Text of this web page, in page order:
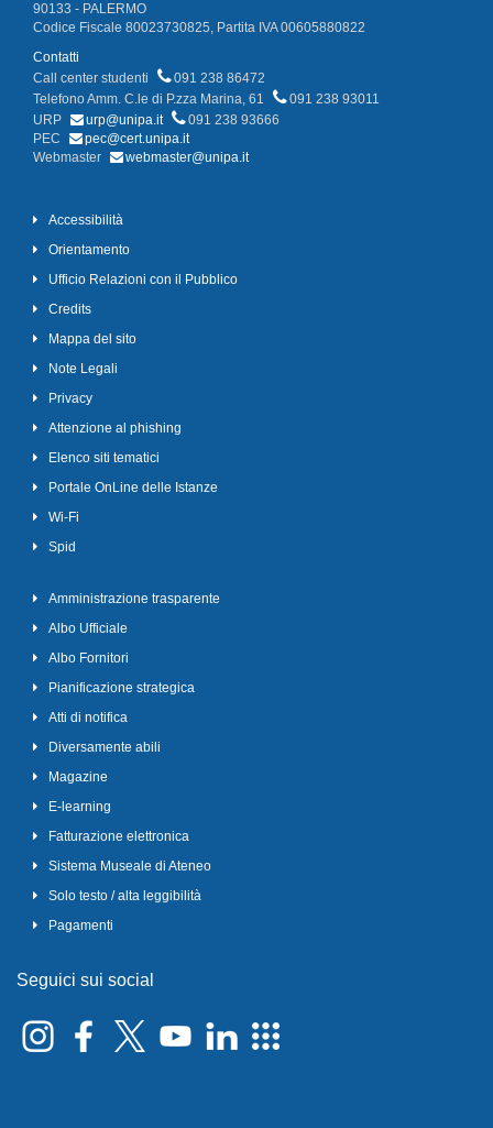
90133 - PALERMO
Codice Fiscale 80023730825, Partita IVA 00605880822
Contatti
Call center studenti
091 238 86472
Telefono Amm. C.le di P.zza Marina, 61
091 238 93011
URP
urp@unipa.it
091 238 93666
PEC
pec@cert.unipa.it
Webmaster
webmaster@unipa.it
Accessibilità
Orientamento
Ufficio Relazioni con il Pubblico
Credits
Mappa del sito
Note Legali
Privacy
Attenzione al phishing
Elenco siti tematici
Portale OnLine delle Istanze
Wi-Fi
Spid
Amministrazione trasparente
Albo Ufficiale
Albo Fornitori
Pianificazione strategica
Atti di notifica
Diversamente abili
Magazine
E-learning
Fatturazione elettronica
Sistema Museale di Ateneo
Solo testo / alta leggibilità
Pagamenti
Seguici sui social